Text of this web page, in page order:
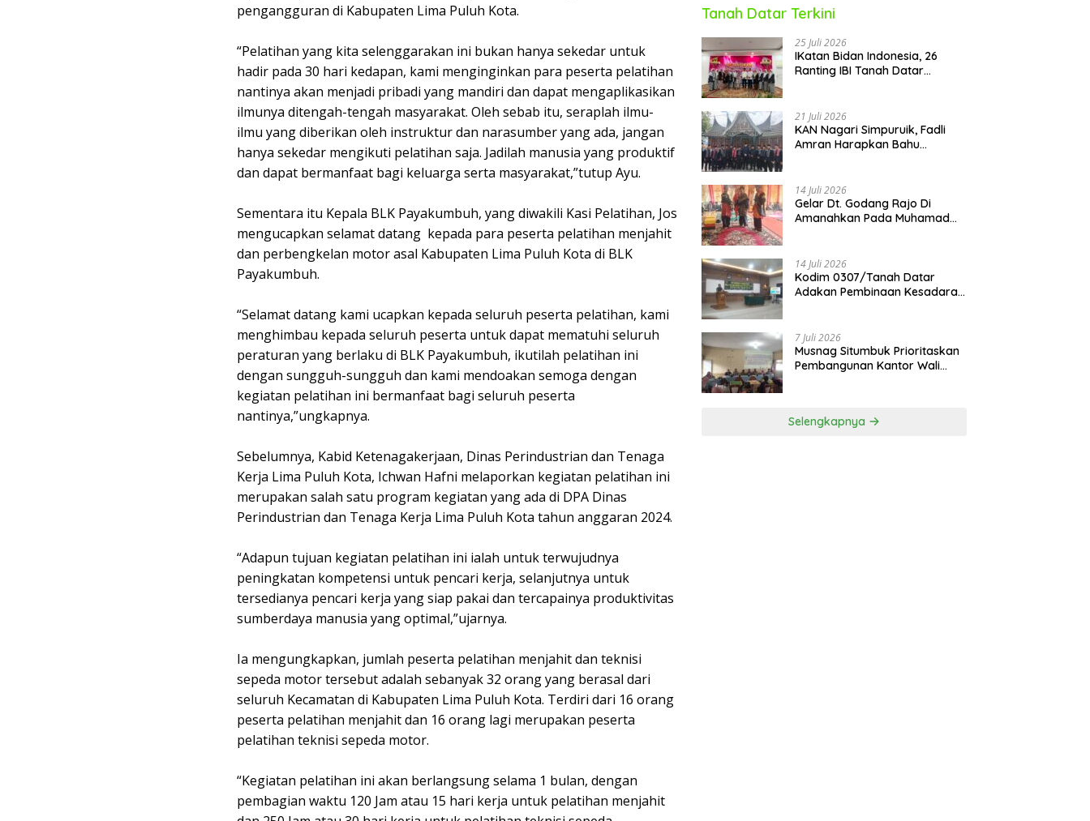
pengangguran di Kabupaten Lima Puluh Kota.
“Pelatihan yang kita selenggarakan ini bukan hanya sekedar untuk
hadir pada 30 hari kedapan, kami menginginkan para peserta pelatihan
nantinya akan menjadi pribadi yang mandiri dan dapat mengaplikasikan
ilmunya ditengah-tengah masyarakat. Oleh sebab itu, seraplah ilmu-
ilmu yang diberikan oleh instruktur dan narasumber yang ada, jangan
hanya sekedar mengikuti pelatihan saja. Jadilah manusia yang produktif
dan dapat bermanfaat bagi keluarga serta masyarakat,”tutup Ayu.
Sementara itu Kepala BLK Payakumbuh, yang diwakili Kasi Pelatihan, Jos
mengucapkan selamat datang kepada para peserta pelatihan menjahit
dan perbengkelan motor asal Kabupaten Lima Puluh Kota di BLK
Payakumbuh.
“Selamat datang kami ucapkan kepada seluruh peserta pelatihan, kami
menghimbau kepada seluruh peserta untuk dapat mematuhi seluruh
peraturan yang berlaku di BLK Payakumbuh, ikutilah pelatihan ini
dengan sungguh-sungguh dan kami mendoakan semoga dengan
kegiatan pelatihan ini bermanfaat bagi seluruh peserta
nantinya,”ungkapnya.
Sebelumnya, Kabid Ketenagakerjaan, Dinas Perindustrian dan Tenaga
Kerja Lima Puluh Kota, Ichwan Hafni melaporkan kegiatan pelatihan ini
merupakan salah satu program kegiatan yang ada di DPA Dinas
Perindustrian dan Tenaga Kerja Lima Puluh Kota tahun anggaran 2024.
“Adapun tujuan kegiatan pelatihan ini ialah untuk terwujudnya
peningkatan kompetensi untuk pencari kerja, selanjutnya untuk
tersedianya pencari kerja yang siap pakai dan tercapainya produktivitas
sumberdaya manusia yang optimal,”ujarnya.
Ia mengungkapkan, jumlah peserta pelatihan menjahit dan teknisi
sepeda motor tersebut adalah sebanyak 32 orang yang berasal dari
seluruh Kecamatan di Kabupaten Lima Puluh Kota. Terdiri dari 16 orang
peserta pelatihan menjahit dan 16 orang lagi merupakan peserta
pelatihan teknisi sepeda motor.
“Kegiatan pelatihan ini akan berlangsung selama 1 bulan, dengan
pembagian waktu 120 Jam atau 15 hari kerja untuk pelatihan menjahit
Tanah Datar Terkini
25 Juli 2026
IKatan Bidan Indonesia, 26
Ranting IBI Tanah Datar
21 Juli 2026
KAN Nagari Simpuruik, Fadli
Amran Harapkan Bahu
14 Juli 2026
Gelar Dt. Godang Rajo Di
Amanahkan Pada Muhamad
14 Juli 2026
Kodim 0307/Tanah Datar
Adakan Pembinaan Kesadaran
7 Juli 2026
Musnag Situmbuk Prioritaskan
Pembangunan Kantor Wali
Selengkapnya